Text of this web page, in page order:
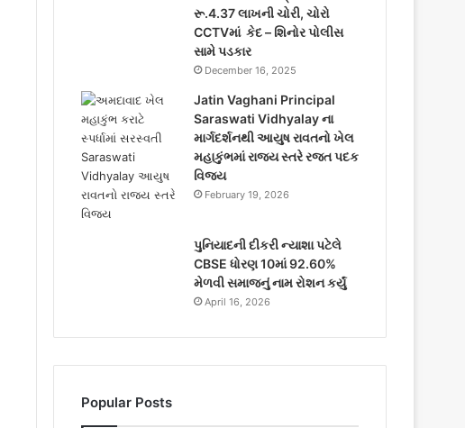
રૂ.4.37 લાખની ચોરી, ચોરો
CCTVમાં કેદ – શિનોર પોલીસ
સામે પડકાર
December 16, 2025
Jatin Vaghani Principal
Saraswati Vidhyalay ના
માર્ગદર્શનથી આયુષ રાવતનો ખેલ
મહાકુંભમાં રાજ્ય સ્તરે રજત પદક
વિજય
February 19, 2026
પુનિયાદની દીકરી ન્યાશા પટેલે
CBSE ધોરણ 10માં 92.60%
મેળવી સમાજનું નામ રોશન કર્યું
April 16, 2026
Popular Posts